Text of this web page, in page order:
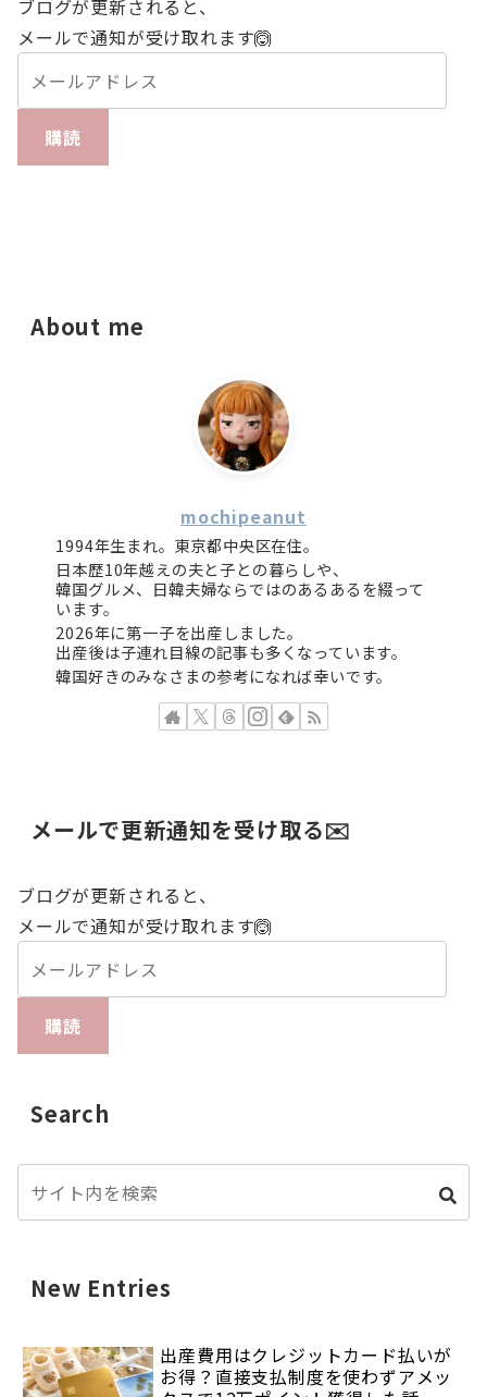
ブログが更新されると、
メールで通知が受け取れます🙆
購読
About me
mochipeanut
1994年生まれ。東京都中央区在住。
日本歴10年越えの夫と子との暮らしや、
韓国グルメ、日韓夫婦ならではのあるあるを綴って
います。
2026年に第一子を出産しました。
出産後は子連れ目線の記事も多くなっています。
韓国好きのみなさまの参考になれば幸いです。
メールで更新通知を受け取る✉️
ブログが更新されると、
メールで通知が受け取れます🙆
購読
Search
New Entries
出産費用はクレジットカード払いが
お得？直接支払制度を使わずアメッ